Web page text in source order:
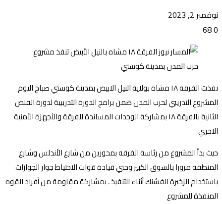
نوفمبر 2, 2023
0
نفذت الفرقة ١٨ مشاة بولاية النيل الابيض بمدينة كوستي صباح اليوم
المشروع التدريبي لحرب المدن ضمن برامج الدورة التدريبية لدورة القنص
الثانية بالفرقة ١٨ بمشاركة الوحدات المساندة للفرقة والأجهزة الأمنية
الاخري
حيث بدأ المشروع من رئاسة الفرقه بمحورين من شارع الأندلس وشارع
المنطقة مرورا بالسوق الكبير وحتي قيادة قوات الاحتياط جوار الجوازات
باستخدام الزخيرة الفشنك أثناء التنفيذ ، بمشاركة مقاومة من أفراد القوه
المنفذة للمشروع